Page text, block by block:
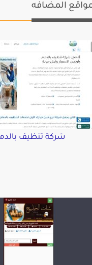
المضافه
شركة تنظيف